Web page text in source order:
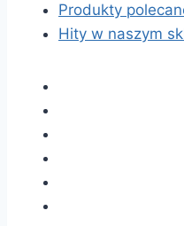
Produkty
Hity w naszym